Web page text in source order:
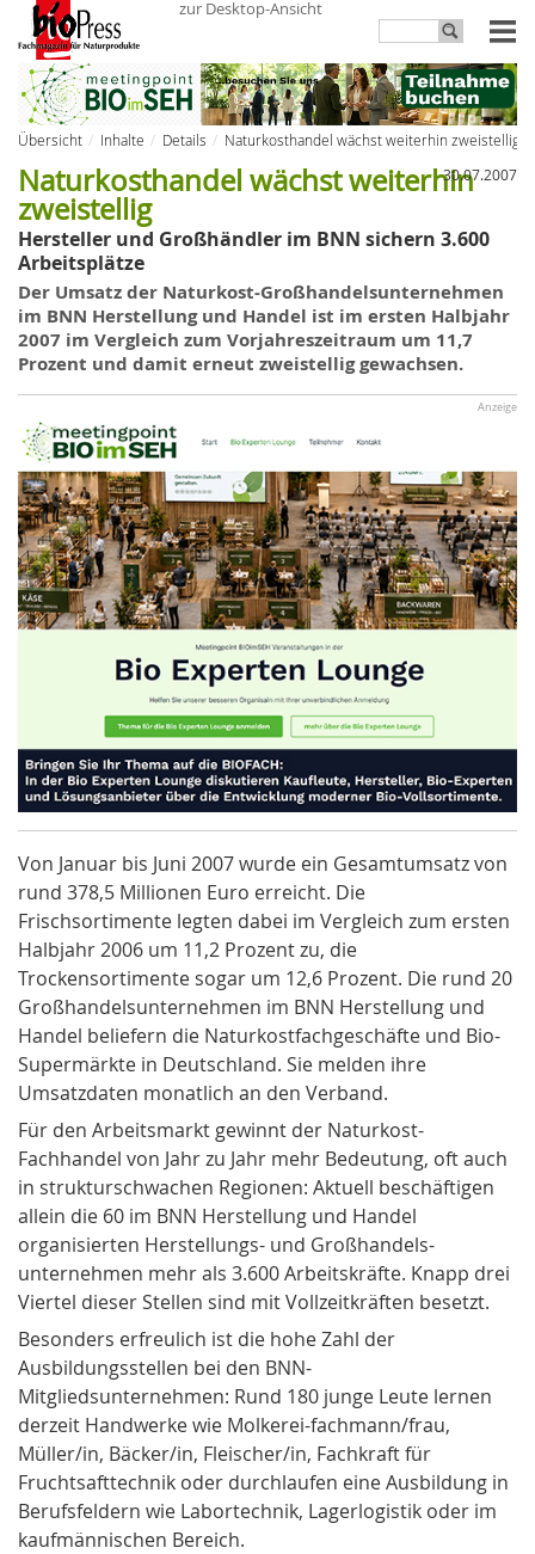
zur Desktop-Ansicht
Übersicht Inhalte Details
Naturkosthandel wächst weiterhin zweistellig
30.07.2007
Naturkosthandel wächst weiterhin
zweistellig
Hersteller und Großhändler im BNN sichern 3.600
Arbeitsplätze
Der Umsatz der Naturkost-Großhandelsunternehmen
im BNN Herstellung und Handel ist im ersten Halbjahr
2007 im Vergleich zum Vorjahreszeitraum um 11,7
Prozent und damit erneut zweistellig gewachsen.
Anzeige
Von Januar bis Juni 2007 wurde ein Gesamtumsatz von
rund 378,5 Millionen Euro erreicht. Die
Frischsortimente legten dabei im Vergleich zum ersten
Halbjahr 2006 um 11,2 Prozent zu, die
Trockensortimente sogar um 12,6 Prozent. Die rund 20
Großhandelsunternehmen im BNN Herstellung und
Handel beliefern die Naturkostfachgeschäfte und Bio-
Supermärkte in Deutschland. Sie melden ihre
Umsatzdaten monatlich an den Verband.
Für den Arbeitsmarkt gewinnt der Naturkost-
Fachhandel von Jahr zu Jahr mehr Bedeutung, oft auch
in strukturschwachen Regionen: Aktuell beschäftigen
allein die 60 im BNN Herstellung und Handel
organisierten Herstellungs- und Großhandels-
unternehmen mehr als 3.600 Arbeitskräfte. Knapp drei
Viertel dieser Stellen sind mit Vollzeitkräften besetzt.
Besonders erfreulich ist die hohe Zahl der
Ausbildungsstellen bei den BNN-
Mitgliedsunternehmen: Rund 180 junge Leute lernen
derzeit Handwerke wie Molkerei-fachmann/frau,
Müller/in, Bäcker/in, Fleischer/in, Fachkraft für
Fruchtsafttechnik oder durchlaufen eine Ausbildung in
Berufsfeldern wie Labortechnik, Lagerlogistik oder im
kaufmännischen Bereich.